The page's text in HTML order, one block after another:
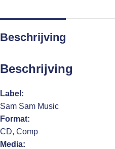
Beschrijving
Beschrijving
Label:
Sam Sam Music
Format:
CD, Comp
Media: